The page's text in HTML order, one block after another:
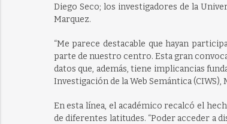
Diego Seco; los investigadores de la
Marquez.
“Me parece destacable que hayan
parte de nuestro centro. Esta gran
datos que, además, tiene implicancias
Investigación de la Web Semántica
En esta línea, el académico recalcó el
de diferentes latitudes. “Poder acceder a